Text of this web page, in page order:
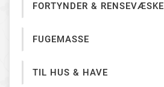
FORTYNDER & RENSEVÆSKE
FUGEMASSE
TIL HUS & HAVE